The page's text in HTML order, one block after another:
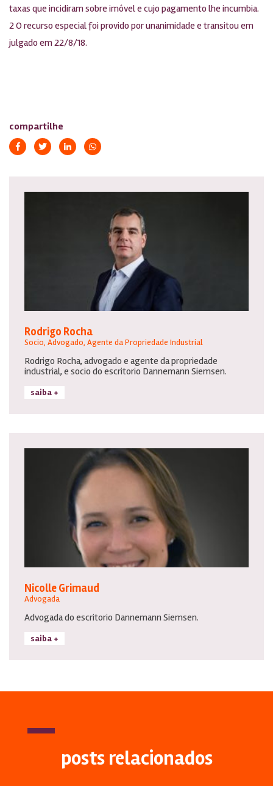
taxas que incidiram sobre imóvel e cujo pagamento lhe incumbia.
2 O recurso especial foi provido por unanimidade e transitou em
julgado em 22/8/18.
compartilhe
Rodrigo Rocha
Socio, Advogado, Agente da Propriedade Industrial
Rodrigo Rocha, advogado e agente da propriedade
industrial, e socio do escritorio Dannemann Siemsen.
saiba +
Nicolle Grimaud
Advogada
Advogada do escritorio Dannemann Siemsen.
saiba +
posts relacionados